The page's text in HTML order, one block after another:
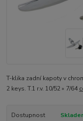
T-klika zadní kapoty v
2 keys. T.1 r.v. 10/52 » 7/64
Dostupnost